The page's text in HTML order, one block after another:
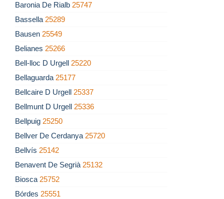
Baronia De Rialb 25747
Bassella 25289
Bausen 25549
Belianes 25266
Bell-lloc D Urgell 25220
Bellaguarda 25177
Bellcaire D Urgell 25337
Bellmunt D Urgell 25336
Bellpuig 25250
Bellver De Cerdanya 25720
Bellvís 25142
Benavent De Segrià 25132
Biosca 25752
Bórdes 25551